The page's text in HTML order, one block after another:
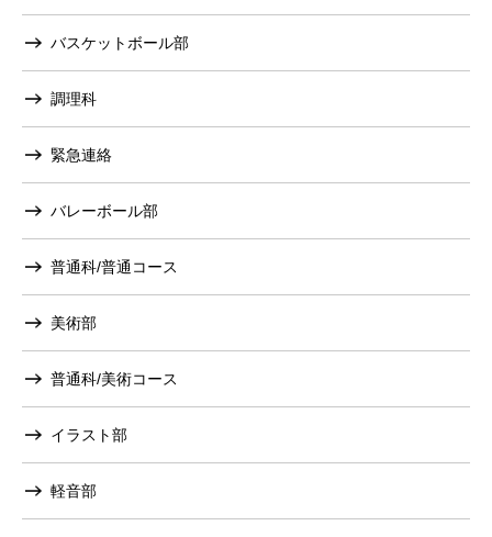
バスケットボール部
調理科
緊急連絡
バレーボール部
普通科/普通コース
美術部
普通科/美術コース
イラスト部
軽音部